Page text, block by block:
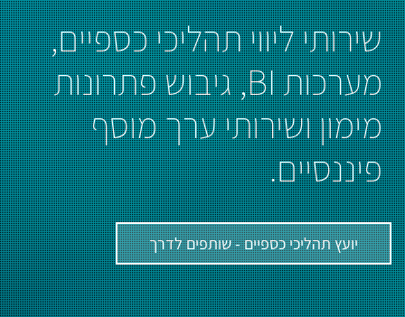
שירותי ליווי תהליכי כספיים,
מערכות BI, גיבוש פתרונות
מימון ושירותי ערך מוסף
פיננסיים.
יועץ תהליכי כספיים - שותפים לדרך